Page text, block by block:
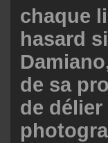
chaque
hasard
de sa
de